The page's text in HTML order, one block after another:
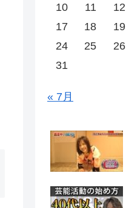
10
11 12
17
18 19
24
25 26
31
« 7月